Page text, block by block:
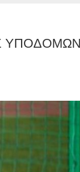
ΥΠΟΔΟΜΩΝ